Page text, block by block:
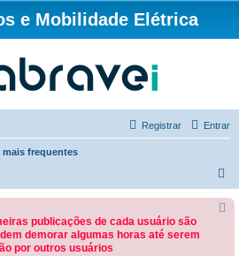
e Mobilidade Elétrica
Entrar
Registrar
mais frequentes
publicações de cada usuário são
demorar algumas horas até serem
por outros usuários